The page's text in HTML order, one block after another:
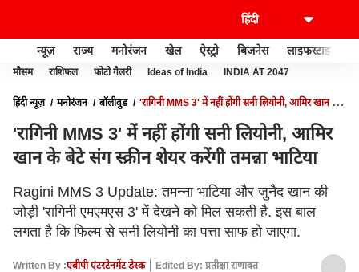
न्यूज़ राज्य मनोरंजन खेल ऐस्ट्रो बिजनेस लाइफस्टाइल
मौसम राशिफल फोटो गैलरी Ideas of India INDIA AT 2047
हिंदी न्यूज़ मनोरंजन बॉलीवुड
'रागिनी MMS 3' में नहीं होंगी सनी लियोनी, आमिर खान के
'रागिनी MMS 3' में नहीं होंगी सनी लियोनी, आमिर
खान के बेटे संग स्क्रीन शेयर करेंगी तमन्ना भाटिया
Ragini MMS 3 Update: तमन्ना भाटिया और जुनैद खान की
जोड़ी 'रागिनी एमएमएस 3' में देखने को मिल सकती है. इस बाल
लगता है कि फिल्म से सनी लियोनी का पत्ता साफ हो जाएगा.
Written By :एबीपी एंटरटेनमेंट डेस्क
Edited By: प्रतीक्षा राणावत